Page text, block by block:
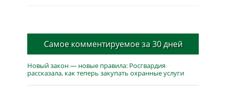
Самое комментируемое за 30 дней
Новый закон — новые правила: Росгвардия
рассказала, как теперь закупать охранные услуги